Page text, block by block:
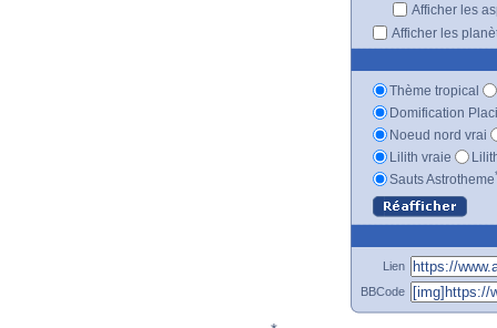
Afficher les
Afficher les
Thème tropical
Domification
Noeud nord vrai
Lilith vraie
Sauts Astrotheme
Lien
BBCode